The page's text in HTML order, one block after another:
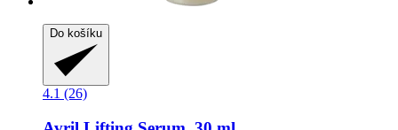
Do košíku
4.1 (26)